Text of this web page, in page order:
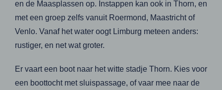
en de Maasplassen op. Instappen kan ook in Thorn, en
met een groep zelfs vanuit Roermond, Maastricht of
Venlo. Vanaf het water oogt Limburg meteen anders:
rustiger, en net wat groter.
Er vaart een boot naar het witte stadje Thorn. Kies voor
een boottocht met sluispassage, of vaar mee naar de